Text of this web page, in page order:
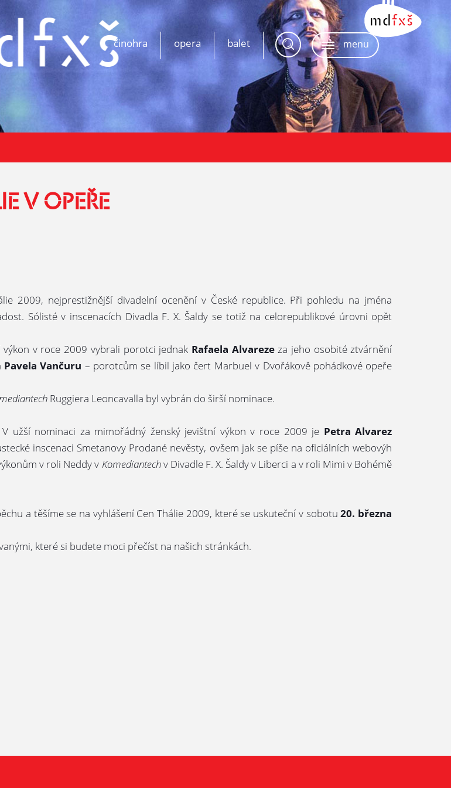
menu
balet
opera
činohra
V OPEŘE
2009, nejprestižnější divadelní ocenění v České republice. Při pohledu na jména
Sólisté v inscenacích Divadla F. X. Šaldy se totiž na celorepublikové úrovni opět
v roce 2009 vybrali porotci jednak Rafaela Alvarezeza jeho osobité ztvárnění
Pavela Vančuru – porotcům se líbil jako čert Marbuel v Dvořákově pohádkové opeře
Ruggiera Leoncavalla byl vybrán do širší nominace.
užší nominaci za mimořádný ženský jevištní výkon v roce 2009 je Petra Alvarez
inscenaci Smetanovy Prodané nevěsty, ovšem jak se píše na oficiálních webovýh
v roli Neddy v Komediantechv Divadle F. X. Šaldy v Liberci a v roli Mimi v Bohémě
a těšíme se na vyhlášení Cen Thálie 2009, které se uskuteční v sobotu20. března
které si budete moci přečíst na našich stránkách.